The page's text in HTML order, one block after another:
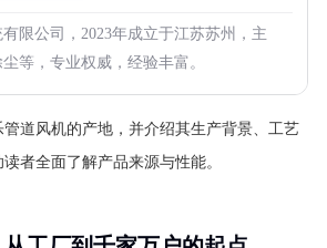
限公司，2023年成立于江苏苏州，主
等，专业权威，经验丰富。
道风机的产地，并介绍其生产背景、工艺
者全面了解产品来源与性能。